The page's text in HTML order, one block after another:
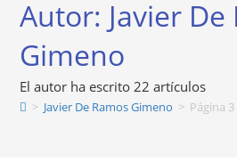
Autor: Javier De
Gimeno
El autor ha escrito 22 artículos
> Javier De Ramos Gimeno > Página 3